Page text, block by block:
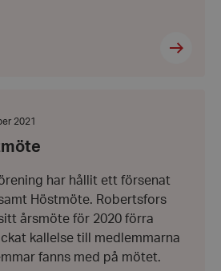
2021
har hållit ett försenat
Höstmöte. Robertsfors
årsmöte för 2020 förra
kallelse till medlemmarna
fanns med på mötet.